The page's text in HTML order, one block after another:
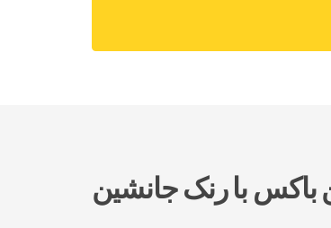
باکس با رنک جانشین